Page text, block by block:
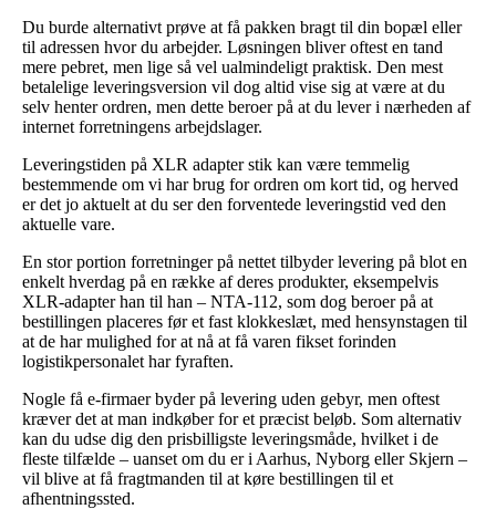
Du burde alternativt prøve at få pakken bragt til din bopæl eller
til adressen hvor du arbejder. Løsningen bliver oftest en tand
mere pebret, men lige så vel ualmindeligt praktisk. Den mest
betalelige leveringsversion vil dog altid vise sig at være at du
selv henter ordren, men dette beroer på at du lever i nærheden af
internet forretningens arbejdslager.
Leveringstiden på XLR adapter stik kan være temmelig
bestemmende om vi har brug for ordren om kort tid, og herved
er det jo aktuelt at du ser den forventede leveringstid ved den
aktuelle vare.
En stor portion forretninger på nettet tilbyder levering på blot en
enkelt hverdag på en række af deres produkter, eksempelvis
XLR-adapter han til han – NTA-112, som dog beroer på at
bestillingen placeres før et fast klokkeslæt, med hensynstagen til
at de har mulighed for at nå at få varen fikset forinden
logistikpersonalet har fyraften.
Nogle få e-firmaer byder på levering uden gebyr, men oftest
kræver det at man indkøber for et præcist beløb. Som alternativ
kan du udse dig den prisbilligste leveringsmåde, hvilket i de
fleste tilfælde – uanset om du er i Aarhus, Nyborg eller Skjern –
vil blive at få fragtmanden til at køre bestillingen til et
afhentningssted.